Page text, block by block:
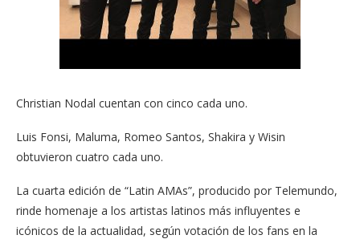
Christian Nodal cuentan con cinco cada uno.
Luis Fonsi, Maluma, Romeo Santos, Shakira y Wisin
obtuvieron cuatro cada uno.
La cuarta edición de “Latin AMAs”, producido por Telemundo,
rinde homenaje a los artistas latinos más influyentes e
icónicos de la actualidad, según votación de los fans en la